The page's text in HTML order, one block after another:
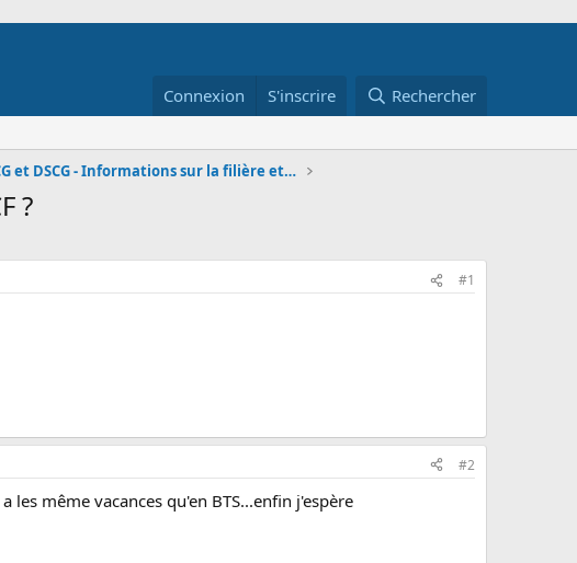
Connexion S'inscrire Rechercher
DCG et DSCG - Informations sur la filière et les é
?
#1
#2
les même vacances qu'en BTS...enfin j'espère